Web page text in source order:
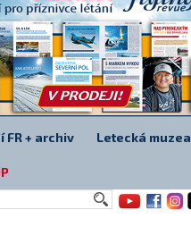
FR + archiv Letecká muzea